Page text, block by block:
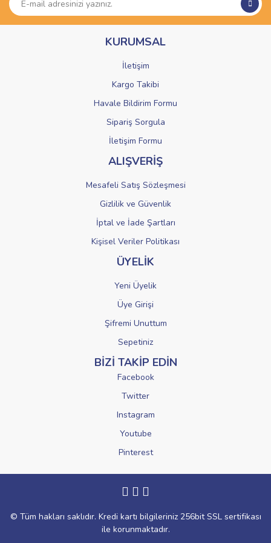
Ürün açıklamasında eksik bilgiler bulunuyor.
Ürün bilgilerinde hatalar bulunuyor.
Ürün fiyatı diğer sitelerden daha pahalı.
Gönder
KURUMSAL
İletişim
Kargo Takibi
Havale Bildirim Formu
Sipariş Sorgula
İletişim Formu
ALIŞVERİŞ
Mesafeli Satış Sözleşmesi
Gizlilik ve Güvenlik
İptal ve İade Şartları
Kişisel Veriler Politikası
ÜYELİK
Yeni Üyelik
Üye Girişi
Şifremi Unuttum
Sepetiniz
BİZİ TAKİP EDİN
Facebook
Twitter
Instagram
Youtube
Pinterest
© Tüm hakları saklıdır. Kredi kartı bilgileriniz 256bit SSL sertifikası
ile korunmaktadır.